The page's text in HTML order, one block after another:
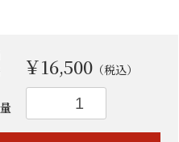
￥16,500（税込）